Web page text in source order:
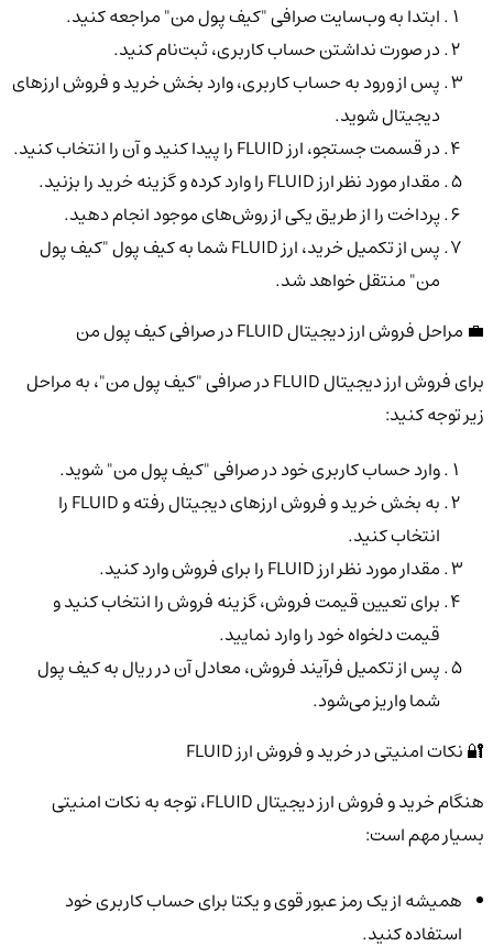
ابتدا به وب‌سایت صرافی "کیف پول من" مراجعه کنید.
در صورت نداشتن حساب کاربری، ثبت‌نام کنید.
پس از ورود به حساب کاربری، وارد بخش خرید و فروش ارزهای
دیجیتال شوید.
در قسمت جستجو، ارز FLUID را پیدا کنید و آن را انتخاب کنید.
مقدار مورد نظر ارز FLUID را وارد کرده و گزینه خرید را بزنید.
پرداخت را از طریق یکی از روش‌های موجود انجام دهید.
پس از تکمیل خرید، ارز FLUID شما به کیف پول "کیف پول
من" منتقل خواهد شد.
💼 مراحل فروش ارز دیجیتال FLUID در صرافی کیف پول من
برای فروش ارز دیجیتال FLUID در صرافی "کیف پول من"، به مراحل
زیر توجه کنید:
وارد حساب کاربری خود در صرافی "کیف پول من" شوید.
به بخش خرید و فروش ارزهای دیجیتال رفته و FLUID را
انتخاب کنید.
مقدار مورد نظر ارز FLUID را برای فروش وارد کنید.
برای تعیین قیمت فروش، گزینه فروش را انتخاب کنید و
قیمت دلخواه خود را وارد نمایید.
پس از تکمیل فرآیند فروش، معادل آن در ریال به کیف پول
شما واریز می‌شود.
🔐 نکات امنیتی در خرید و فروش ارز FLUID
هنگام خرید و فروش ارز دیجیتال FLUID، توجه به نکات امنیتی
بسیار مهم است:
همیشه از یک رمز عبور قوی و یکتا برای حساب کاربری خود
استفاده کنید.